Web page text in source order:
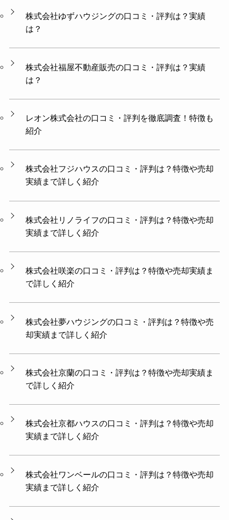
株式会社ゆずハウジング​​の口コミ・評判は？実績
は？
株式会社福屋不動産販売の口コミ・評判は？実績
は？
レオン株式会社の口コミ・評判を徹底調査！特徴も
紹介
株式会社フジハウスの口コミ・評判は？特徴や売却
実績まで詳しく紹介
株式会社リノライフの口コミ・評判は？特徴や売却
実績まで詳しく紹介
株式会社咲楽の口コミ・評判は？特徴や売却実績ま
で詳しく紹介
株式会社夢ハウジングの口コミ・評判は？特徴や売
却実績まで詳しく紹介
株式会社京蘭の口コミ・評判は？特徴や売却実績ま
で詳しく紹介
株式会社京都ハウスの口コミ・評判は？特徴や売却
実績まで詳しく紹介
株式会社ワンベールの口コミ・評判は？特徴や売却
実績まで詳しく紹介